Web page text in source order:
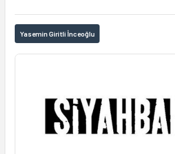
Yasemin Giritli İnceoğlu